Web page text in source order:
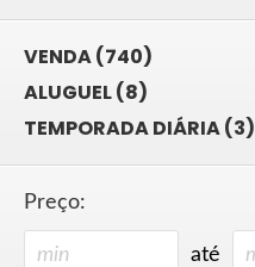
VENDA (740)
ALUGUEL (8)
TEMPORADA DIÁRIA (3)
Preço:
até